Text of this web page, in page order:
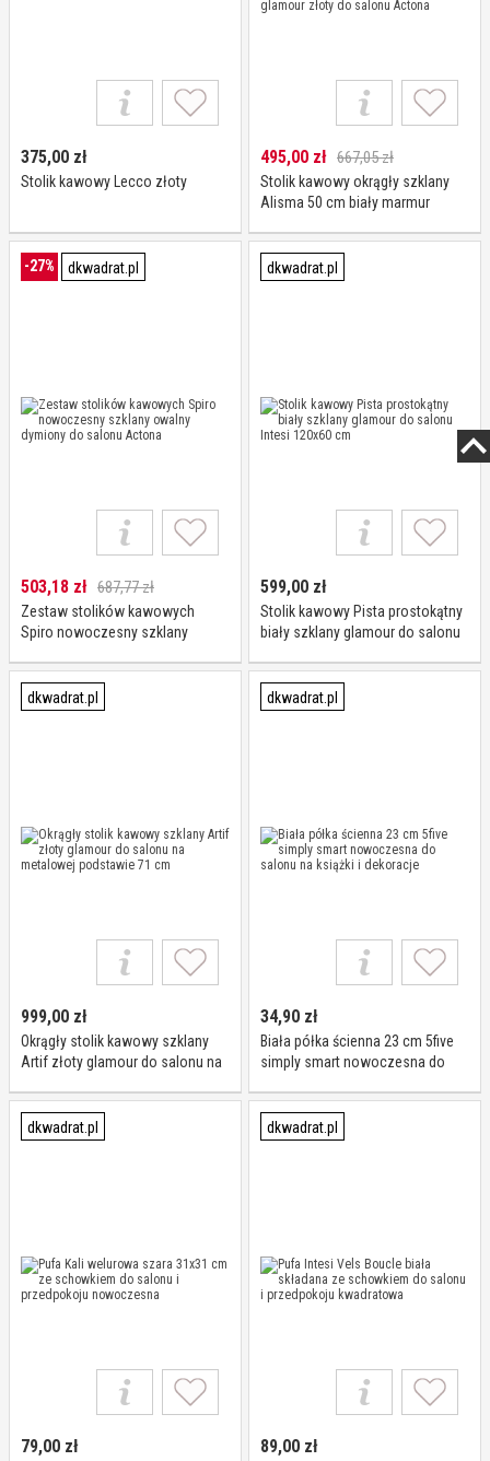
375,00 zł
Stolik kawowy Lecco złoty
495,00 zł 667,05 zł
Stolik kawowy okrągły szklany
Alisma 50 cm biały marmur
-27% dkwadrat.pl
503,18 zł 687,77 zł
Zestaw stolików kawowych
Spiro nowoczesny szklany
Actona
dkwadrat.pl
599,00 zł
Stolik kawowy Pista prostokątny
biały szklany glamour do salonu
dkwadrat.pl
999,00 zł
Okrągły stolik kawowy szklany
Artif złoty glamour do salonu na
dkwadrat.pl
34,90 zł
Biała półka ścienna 23 cm 5five
simply smart nowoczesna do
dkwadrat.pl
79,00 zł
dkwadrat.pl
89,00 zł